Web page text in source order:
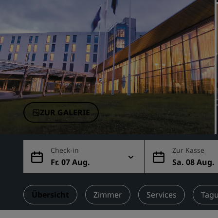
Verbundene Marken in China
ZUR GALERIE
Check-in
Fr. 07 Aug.
Zur Kasse
Sa. 08 Aug.
Übersicht Zimmer Services